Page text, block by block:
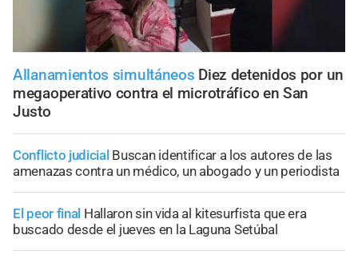
Allanamientos simultáneos Diez detenidos por un
megaoperativo contra el microtráfico en San
Justo
Conflicto judicial Buscan identificar a los autores de las
amenazas contra un médico, un abogado y un periodista
El peor final Hallaron sin vida al kitesurfista que era
buscado desde el jueves en la Laguna Setúbal